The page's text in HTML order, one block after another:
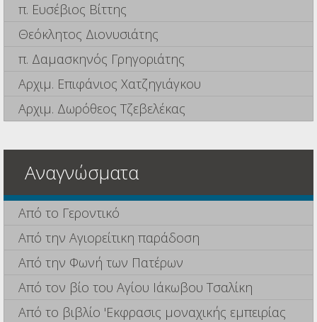
π. Ευσέβιος Βίττης
Θεόκλητος Διονυσιάτης
π. Δαμασκηνός Γρηγοριάτης
Αρχιμ. Επιφάνιος Χατζηγιάγκου
Αρχιμ. Δωρόθεος Τζεβελέκας
Αναγνώσματα
Από το Γεροντικό
Από την Αγιορείτικη παράδοση
Από την Φωνή των Πατέρων
Από τον βίο του Αγίου Ιάκωβου Τσαλίκη
Από το βιβλίο 'Εκφρασις μοναχικής εμπειρίας